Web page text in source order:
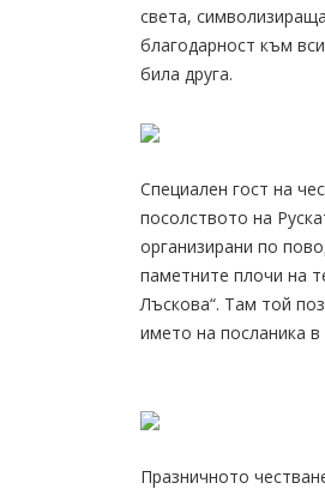
света,
благодарност към
била друга.
Специален гост на
посолството на
организирани по
паметните плочи на
Лъскова“. Там той
името на посланика
Празничното